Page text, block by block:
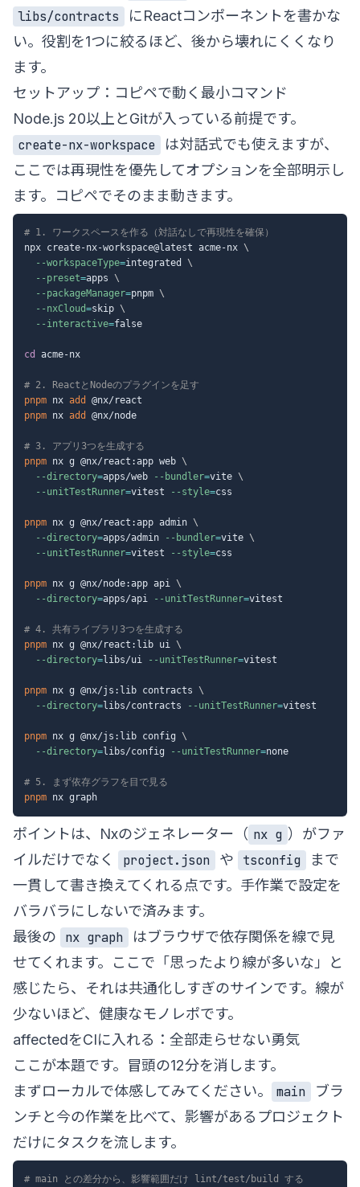
libs/contracts
にReactコンポーネントを書かな
い。役割を1つに絞るほど、後から壊れにくくなり
ます。
セットアップ：コピペで動く最小コマンド
Node.js 20以上とGitが入っている前提です。
create-nx-workspace
は対話式でも使えますが、
ここでは再現性を優先してオプションを全部明示し
ます。コピペでそのまま動きます。
# 1. ワークスペースを作る（対話なしで再現性を確保）
npx create-nx-workspace@latest acme-nx \
--workspaceType=integrated \
--preset=apps \
--packageManager=pnpm \
--nxCloud=skip \
--interactive=false
cd acme-nx
# 2. ReactとNodeのプラグインを足す
pnpm nx add
pnpm nx add @nx/node
# 3. アプリ3つを生成する
pnpm nx g @nx/react:app web \
--directory=apps/web --bundler=vite \
--unitTestRunner=vitest --style=css
pnpm nx g @nx/react:app admin \
--directory=apps/admin --bundler=vite \
--unitTestRunner=vitest --style=css
pnpm nx g @nx/node:app api \
--directory=apps/api --unitTestRunner=vitest
# 4. 共有ライブラリ3つを生成する
pnpm nx g @nx/react:lib ui \
--directory=libs/ui --unitTestRunner=vitest
pnpm nx g @nx/js:lib contracts \
--directory=libs/contracts --unitTestRunner=vitest
pnpm nx g @nx/js:lib config \
--directory=libs/config --unitTestRunner=none
# 5. まず依存グラフを目で見る
pnpm
ポイントは、Nxのジェネレーター（ nx g ）がファ
イルだけでなく
project.json や tsconfig
まで
一貫して書き換えてくれる点です。手作業で設定を
バラバラにしないで済みます。
最後の
nx graph
はブラウザで依存関係を線で見
せてくれます。ここで「思ったより線が多いな」と
感じたら、それは共通化しすぎのサインです。線が
少ないほど、健康なモノレポです。
affectedをCIに入れる：全部走らせない勇気
ここが本題です。冒頭の12分を消します。
まずローカルで体感してみてください。
main
ブラ
ンチと今の作業を比べて、影響があるプロジェクト
だけにタスクを流します。
# main との差分から、影響範囲だけ lint/test/build する